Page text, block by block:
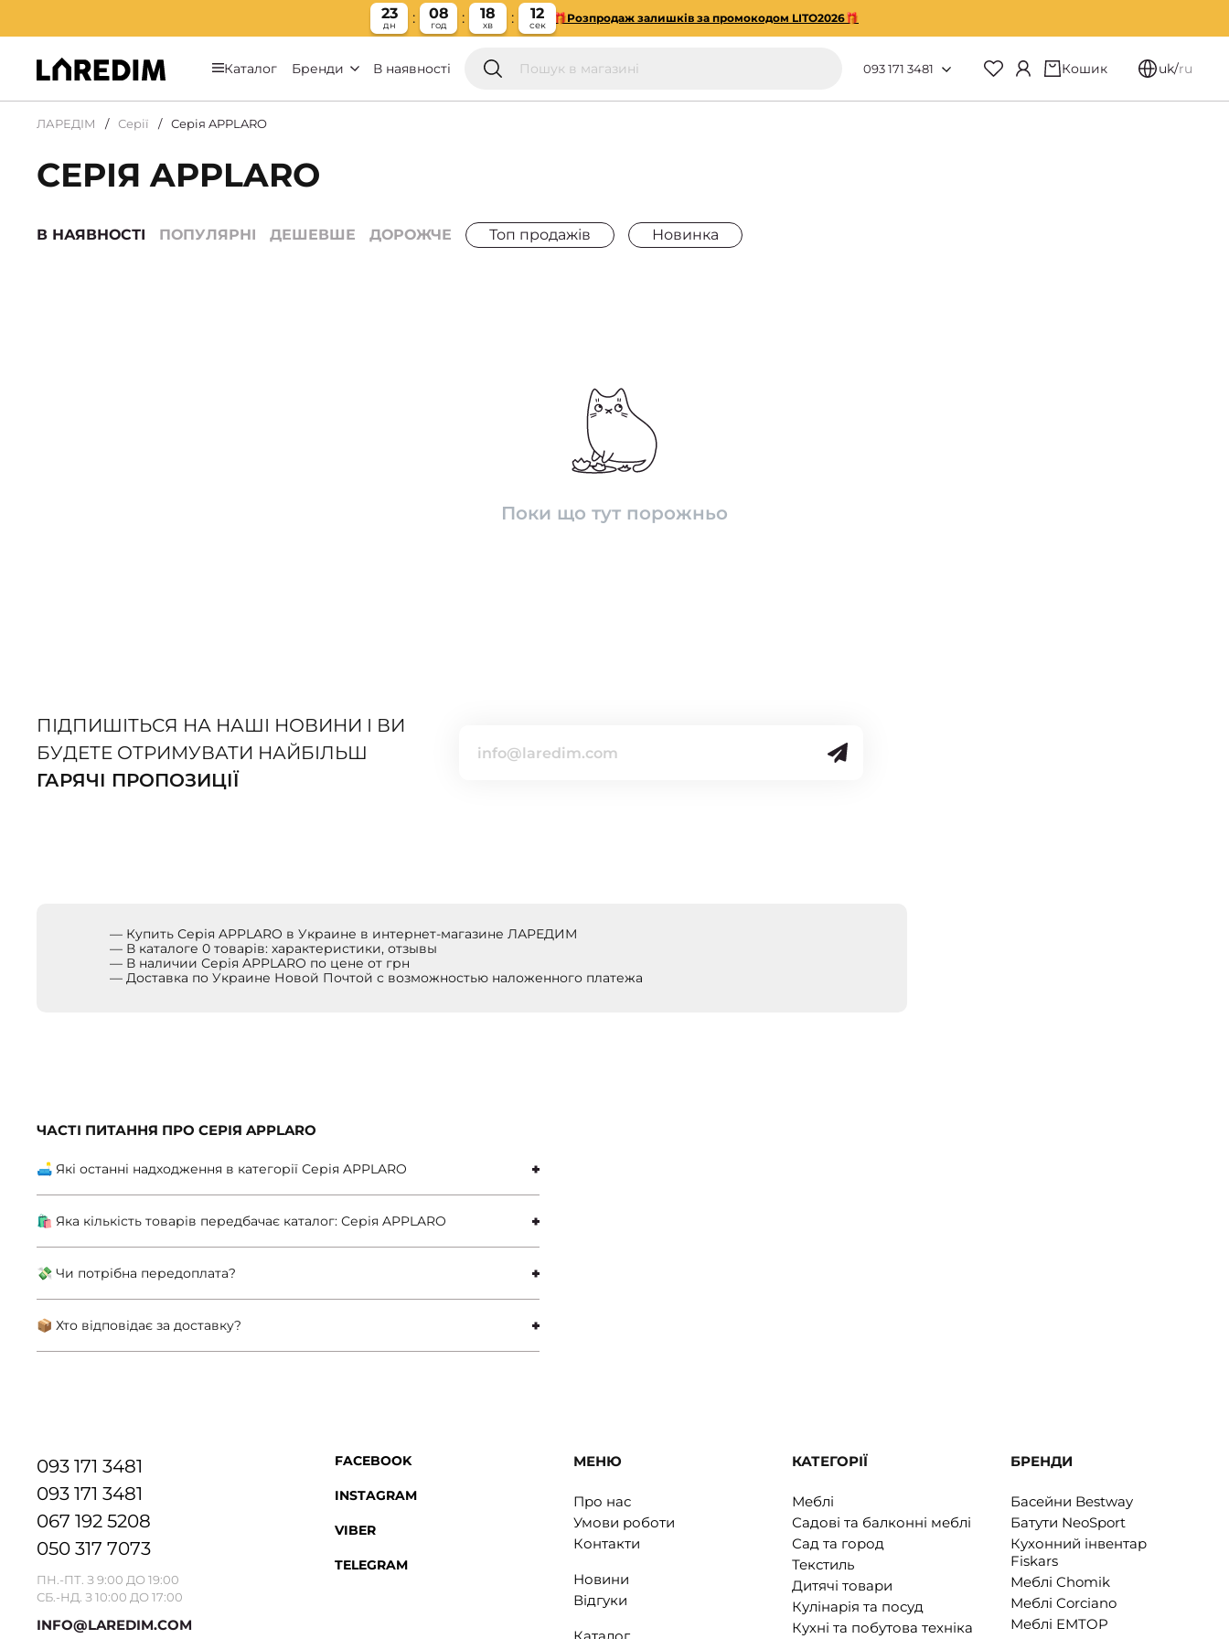
23
дн
08
год
18
хв
12
сек
🎁Розпродаж залишків за промокодом LITO2026🎁
Каталог Бренди В наявності 093 171 3481 Кошик uk/ru
ЛАРЕДІМ Серії Серія APPLARO
СЕРІЯ APPLARO
В НАЯВНОСТІ ПОПУЛЯРНІ ДЕШЕВШЕ ДОРОЖЧЕ Топ продажів Новинка
Поки що тут порожньо
ПІДПИШІТЬСЯ НА НАШІ НОВИНИ І ВИ
БУДЕТЕ ОТРИМУВАТИ НАЙБІЛЬШ
ГАРЯЧІ ПРОПОЗИЦІЇ
— Купить Серія APPLARO в Украине в интернет-магазине ЛАРЕДИМ
— В каталоге 0 товарів: характеристики, отзывы
— В наличии Серія APPLARO по цене от грн
— Доставка по Украине Новой Почтой с возможностью наложенного платежа
ЧАСТІ ПИТАННЯ ПРО СЕРІЯ APPLARO
🛋 Які останні надходження в категорії Серія APPLARO
🛍 Яка кількість товарів передбачає каталог: Серія APPLARO
💸 Чи потрібна передоплата?
📦 Хто відповідає за доставку?
МЕНЮ
Про нас
Умови роботи
Контакти
Новини
Відгуки
КАТЕГОРІЇ
Меблі
Садові та балконні меблі
Сад та город
Текстиль
Дитячі товари
Кулінарія та посуд
Кухні та побутова техніка
БРЕНДИ
Басейни Bestway
Батути NeoSport
Кухонний інвентар
Fiskars
Меблі Chomik
Меблі Corciano
Меблі EMTOP
093 171 3481
093 171 3481
067 192 5208
050 317 7073
ПН.-ПТ. З 9:00 ДО 19:00
СБ.-НД. З 10:00 ДО 17:00
INFO@LAREDIM.COM
FACEBOOK
INSTAGRAM
VIBER
TELEGRAM